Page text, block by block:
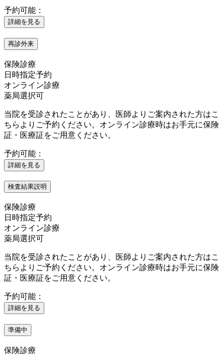
予約可能：
詳細を見る
再診外来
保険診療
日時指定予約
オンライン診療
薬局選択可
当院を受診されたことがあり、医師よりご案内された方はこ
ちらよりご予約ください。オンライン診療時はお手元に保険
証・医療証をご用意ください。
予約可能：
詳細を見る
検査結果説明
保険診療
日時指定予約
オンライン診療
薬局選択可
当院を受診されたことがあり、医師よりご案内された方はこ
ちらよりご予約ください。オンライン診療時はお手元に保険
証・医療証をご用意ください。
予約可能：
詳細を見る
準備中
保険診療